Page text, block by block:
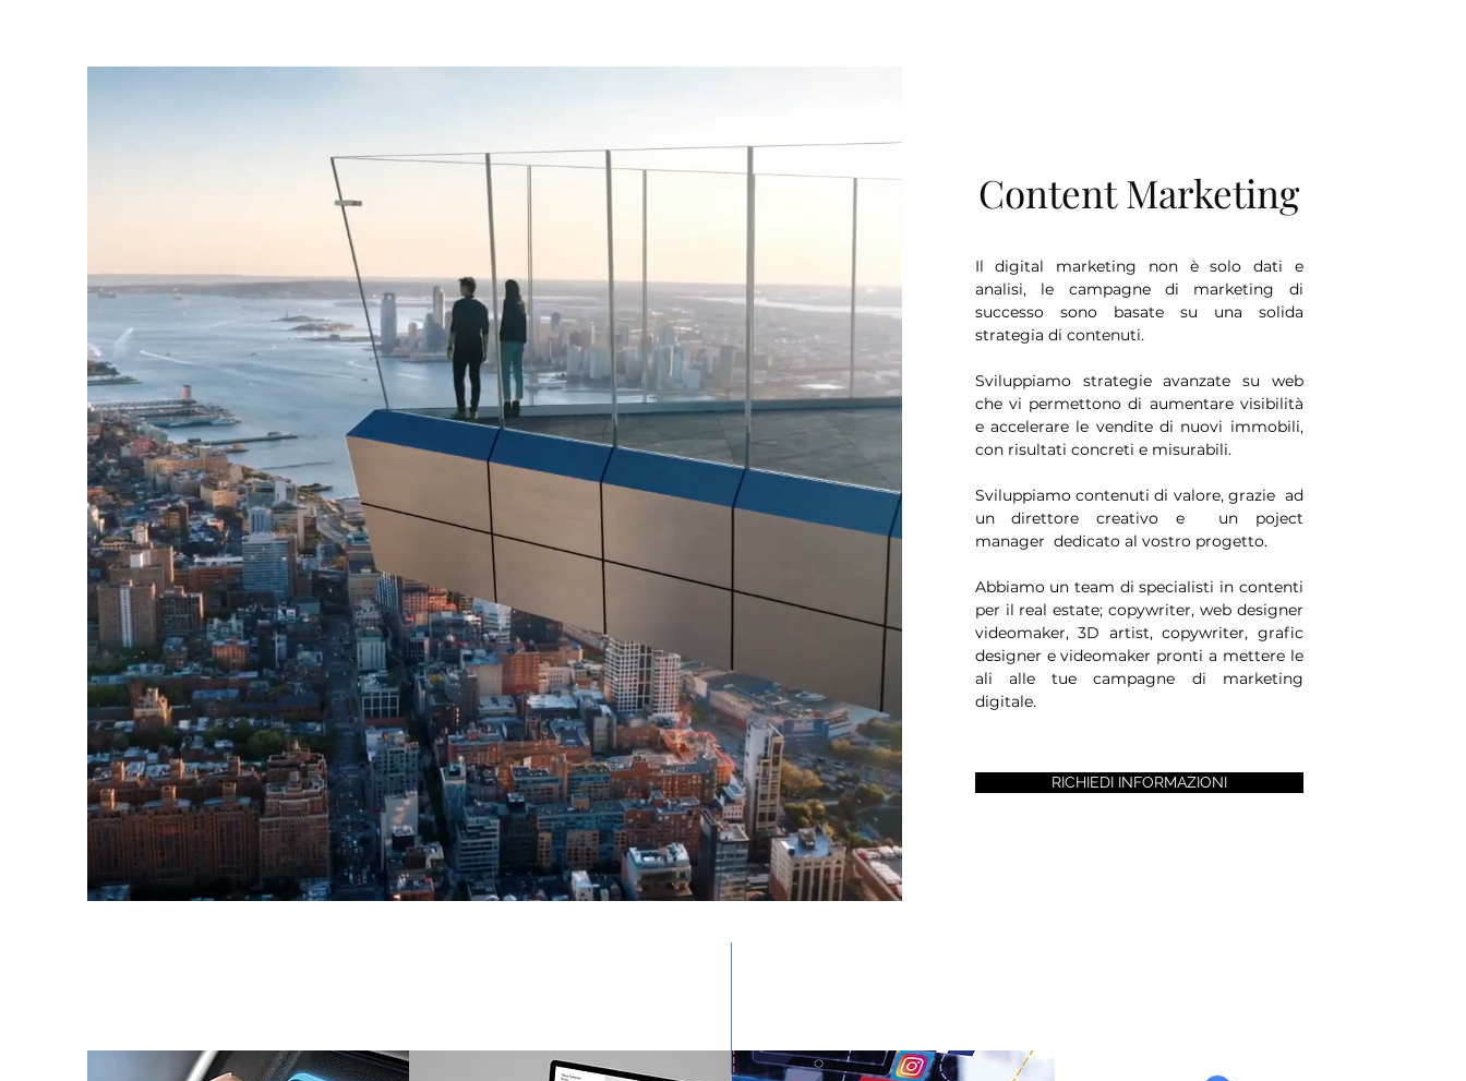
Content Marketing
Il digital marketing non è solo dati e
analisi, le campagne di marketing di
successo sono basate su una solida
strategia di contenuti.
Sviluppiamo strategie avanzate su web
che vi permettono di aumentare visibilità
e accelerare le vendite di nuovi immobili,
con risultati concreti e misurabili.
Sviluppiamo contenuti di valore, grazie ad
un direttore creativo e un poject
manager dedicato al vostro progetto.
Abbiamo un team di specialisti in contenti
per il real estate; copywriter, web designer
videomaker, 3D artist, copywriter, grafic
designer e videomaker pronti a mettere le
ali alle tue campagne di marketing
digitale.
RICHIEDI INFORMAZIONI